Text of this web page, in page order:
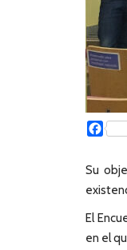
Su
El
en el